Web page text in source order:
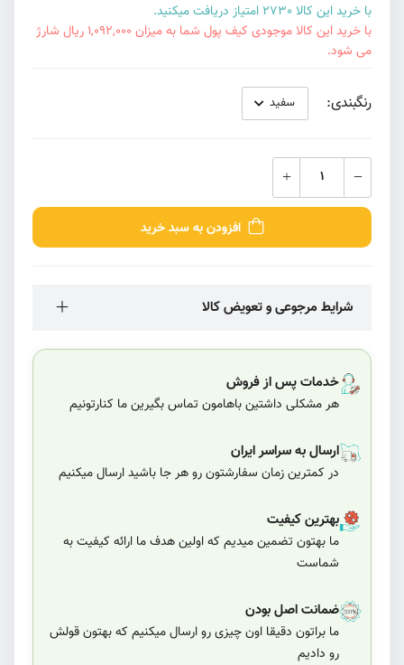
با خرید این کالا 2730 امتیاز دریافت میکنید.
با خرید این کالا موجودی کیف پول شما به میزان 1,092,000 ریال شارژ
می شود.
رنگبندی:
افزودن به سبد خرید
شرایط مرجوعی و تعویض کالا
خدمات پس از فروش
هر مشکلی داشتین باهامون تماس بگیرین ما کنارتونیم
ارسال به سراسر ایران
در کمترین زمان سفارشتون رو هر جا باشید ارسال میکنیم
بهترین کیفیت
ما بهتون تضمین میدیم که اولین هدف ما ارائه کیفیت به
شماست
ضمانت اصل بودن
ما براتون دقیقا اون چیزی رو ارسال میکنیم که بهتون قولش
رو دادیم